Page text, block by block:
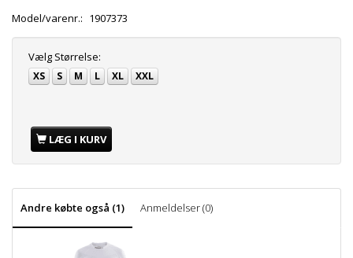
Model/varenr.: 1907373
Vælg Størrelse:
XS S M L XL XXL
LÆG I KURV
Andre købte også (1) Anmeldelser (0)